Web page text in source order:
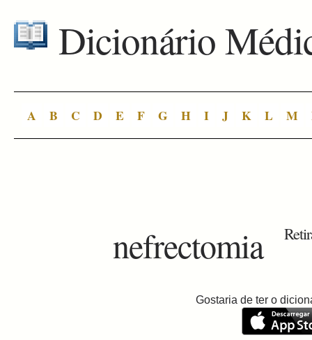
Dicionário
A B C D E F G H I J K L M
nefrectomia
Gostaria de ter o